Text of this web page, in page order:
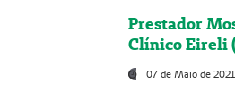
Prestador
Clínico Eireli
07 de Maio de 2021